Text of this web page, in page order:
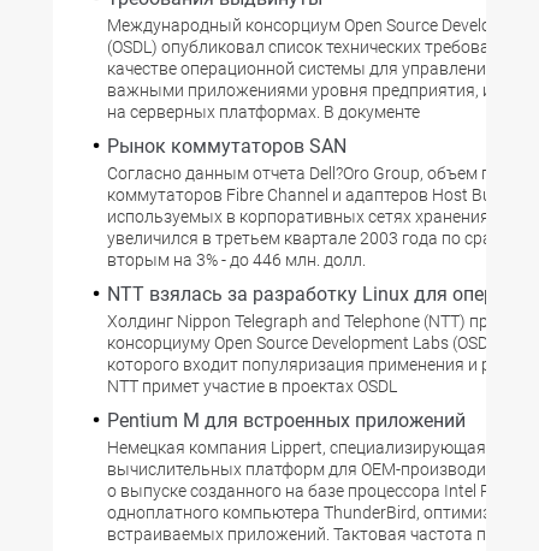
Международный консорциум Open Source
(OSDL) опубликовал список технических требований к
качестве операционной системы для управления
важными приложениями уровня предприятия,
на серверных платформах. В документе
Рынок коммутаторов SAN
Согласно данным отчета Dell?Oro Group, объем
коммутаторов Fibre Channel и адаптеров Host Bus
используемых в корпоративных сетях хранения
увеличился в третьем квартале 2003 года по
вторым на 3% - до 446 млн. долл.
NTT взялась за разработку Linux для
Холдинг Nippon Telegraph and Telephone (NTT)
консорциуму Open Source Development Labs (OSDL), в
которого входит популяризация применения и
NTT примет участие в проектах OSDL
Pentium M для встроенных приложений
Немецкая компания Lippert, специализирующаяся в
вычислительных платформ для ОЕМ-производителей,
о выпуске созданного на базе процессора Intel
одноплатного компьютера ThunderBird,
встраиваемых приложений. Тактовая частота